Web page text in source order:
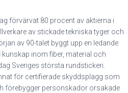
förvärvat 80 procent av aktierna i
av stickade tekniska tyger och
av 90-talet byggt upp en ledande
inom fiber, material och
Sveriges största rundstickeri.
för certifierade skyddsplagg som
förebygger personskador orsakade